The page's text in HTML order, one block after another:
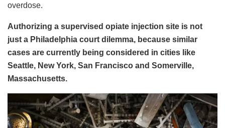
overdose.
Authorizing a supervised opiate injection site is not
just a Philadelphia court dilemma, because similar
cases are currently being considered in cities like
Seattle, New York, San Francisco and Somerville,
Massachusetts.